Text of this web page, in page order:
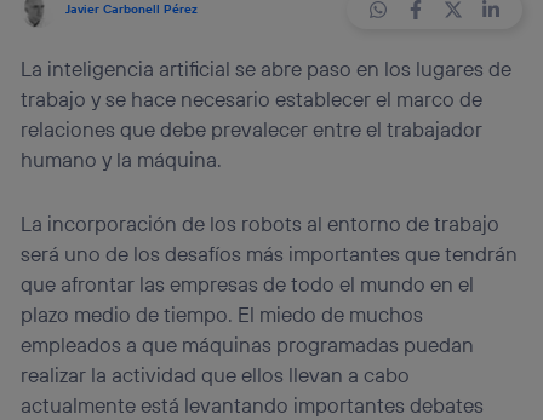
Javier Carbonell Pérez
La inteligencia artificial se abre paso en los lugares de
trabajo y se hace necesario establecer el marco de
relaciones que debe prevalecer entre el trabajador
humano y la máquina.
La incorporación de los robots al entorno de trabajo
será uno de los desafíos más importantes que tendrán
que afrontar las empresas de todo el mundo en el
plazo medio de tiempo. El miedo de muchos
empleados a que máquinas programadas puedan
realizar la actividad que ellos llevan a cabo
actualmente está levantando importantes debates